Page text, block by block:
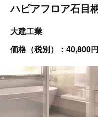
ハピアフロア石目
大建工業
価格（税別）：40,800